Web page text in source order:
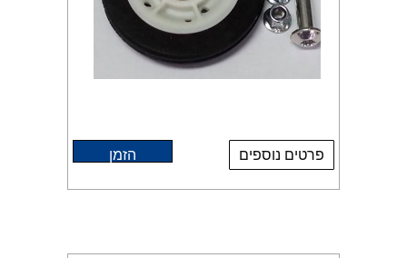
פרטים נוספים הזמן